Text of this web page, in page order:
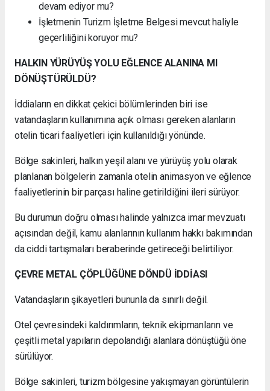
devam ediyor mu?
İşletmenin Turizm İşletme Belgesi mevcut haliyle
geçerliliğini koruyor mu?
HALKIN YÜRÜYÜŞ YOLU EĞLENCE ALANINA MI
DÖNÜŞTÜRÜLDÜ?
İddiaların en dikkat çekici bölümlerinden biri ise
vatandaşların kullanımına açık olması gereken alanların
otelin ticari faaliyetleri için kullanıldığı yönünde.
Bölge sakinleri, halkın yeşil alanı ve yürüyüş yolu olarak
planlanan bölgelerin zamanla otelin animasyon ve eğlence
faaliyetlerinin bir parçası haline getirildiğini ileri sürüyor.
Bu durumun doğru olması halinde yalnızca imar mevzuatı
açısından değil, kamu alanlarının kullanım hakkı bakımından
da ciddi tartışmaları beraberinde getireceği belirtiliyor.
ÇEVRE METAL ÇÖPLÜĞÜNE DÖNDÜ İDDİASI
Vatandaşların şikayetleri bununla da sınırlı değil.
Otel çevresindeki kaldırımların, teknik ekipmanların ve
çeşitli metal yapıların depolandığı alanlara dönüştüğü öne
sürülüyor.
Bölge sakinleri, turizm bölgesine yakışmayan görüntülerin